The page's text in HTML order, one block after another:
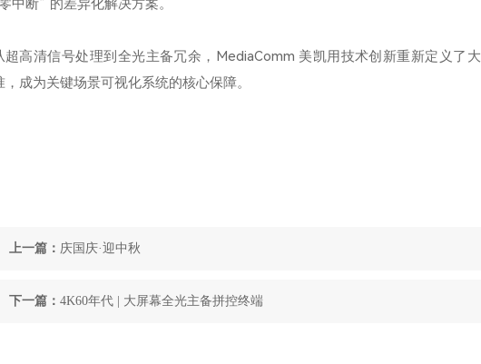
中断” 的差异化解决方案。
超高清信号处理到全光主备冗余，MediaComm 美凯用技术创新重新定义了
，成为关键场景可视化系统的核心保障。
上一篇： 庆国庆·迎中秋
下一篇：4K60年代 | 大屏幕全光主备拼控终端